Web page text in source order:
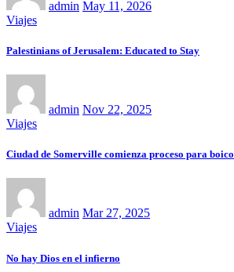
admin May 11, 2026
Viajes
Palestinians of Jerusalem: Educated to Stay
admin Nov 22, 2025
Viajes
Ciudad de Somerville comienza proceso para
admin Mar 27, 2025
Viajes
No hay Dios en el infierno